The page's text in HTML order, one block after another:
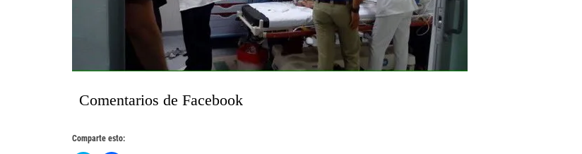
Comentarios de Facebook
Comparte esto: